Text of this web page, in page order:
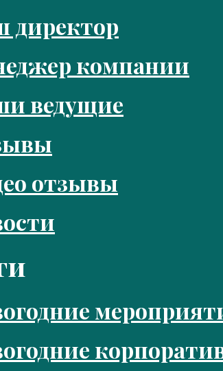
директор
компании
ведущие
отзывы